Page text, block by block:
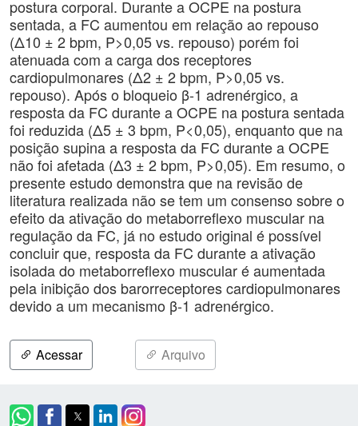
postura corporal. Durante a OCPE na postura
sentada, a FC aumentou em relação ao repouso
(Δ10 ± 2 bpm, P>0,05 vs. repouso) porém foi
atenuada com a carga dos receptores
cardiopulmonares (Δ2 ± 2 bpm, P>0,05 vs.
repouso). Após o bloqueio β-1 adrenérgico, a
resposta da FC durante a OCPE na postura sentada
foi reduzida (Δ5 ± 3 bpm, P<0,05), enquanto que na
posição supina a resposta da FC durante a OCPE
não foi afetada (Δ3 ± 2 bpm, P>0,05). Em resumo, o
presente estudo demonstra que na revisão de
literatura realizada não se tem um consenso sobre o
efeito da ativação do metaborreflexo muscular na
regulação da FC, já no estudo original é possível
concluir que, resposta da FC durante a ativação
isolada do metaborreflexo muscular é aumentada
pela inibição dos barorreceptores cardiopulmonares
devido a um mecanismo β-1 adrenérgico.
Acessar Arquivo